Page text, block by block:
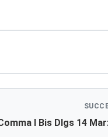
I Bis Dlgs 14